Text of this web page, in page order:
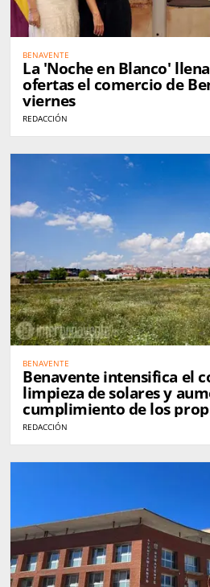
BENAVENTE
La 'Noche en Blanco'
ofertas el comercio de
viernes
REDACCIÓN
BENAVENTE
Benavente intensifica el
limpieza de solares y
cumplimiento de los
REDACCIÓN